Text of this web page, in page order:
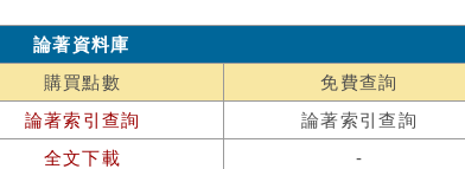
論著資料庫
購買點數 免費查詢
論著索引查詢
論著索引查詢
全文下載
-